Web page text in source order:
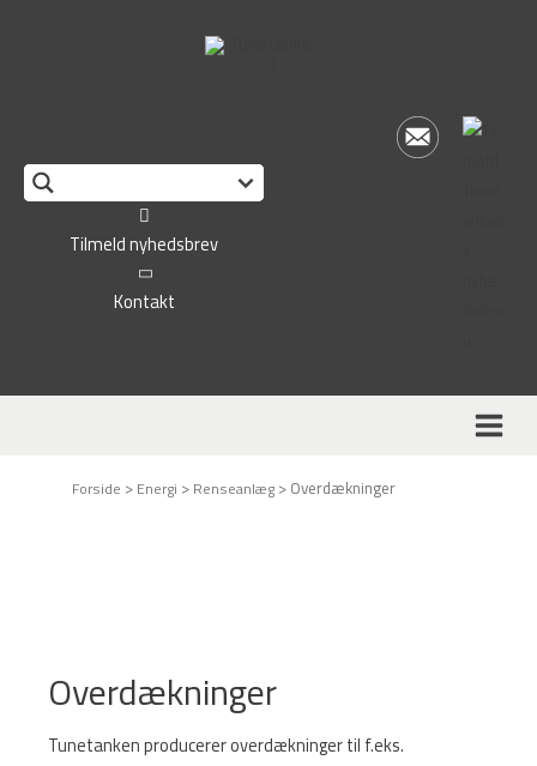
Tilmeld nyhedsbrev
Kontakt
Forside > Energi > Renseanlæg > Overdækninger
Overdækninger
Tunetanken producerer overdækninger til f.eks.
This form is temporarily unavailable.